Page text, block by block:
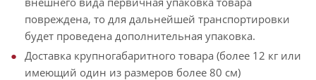
повреждена, то для дальнейшей транспортировки
будет проведена дополнительная упаковка.
Доставка крупногабаритного товара (более 12 кг или
имеющий один из размеров более 80 см)